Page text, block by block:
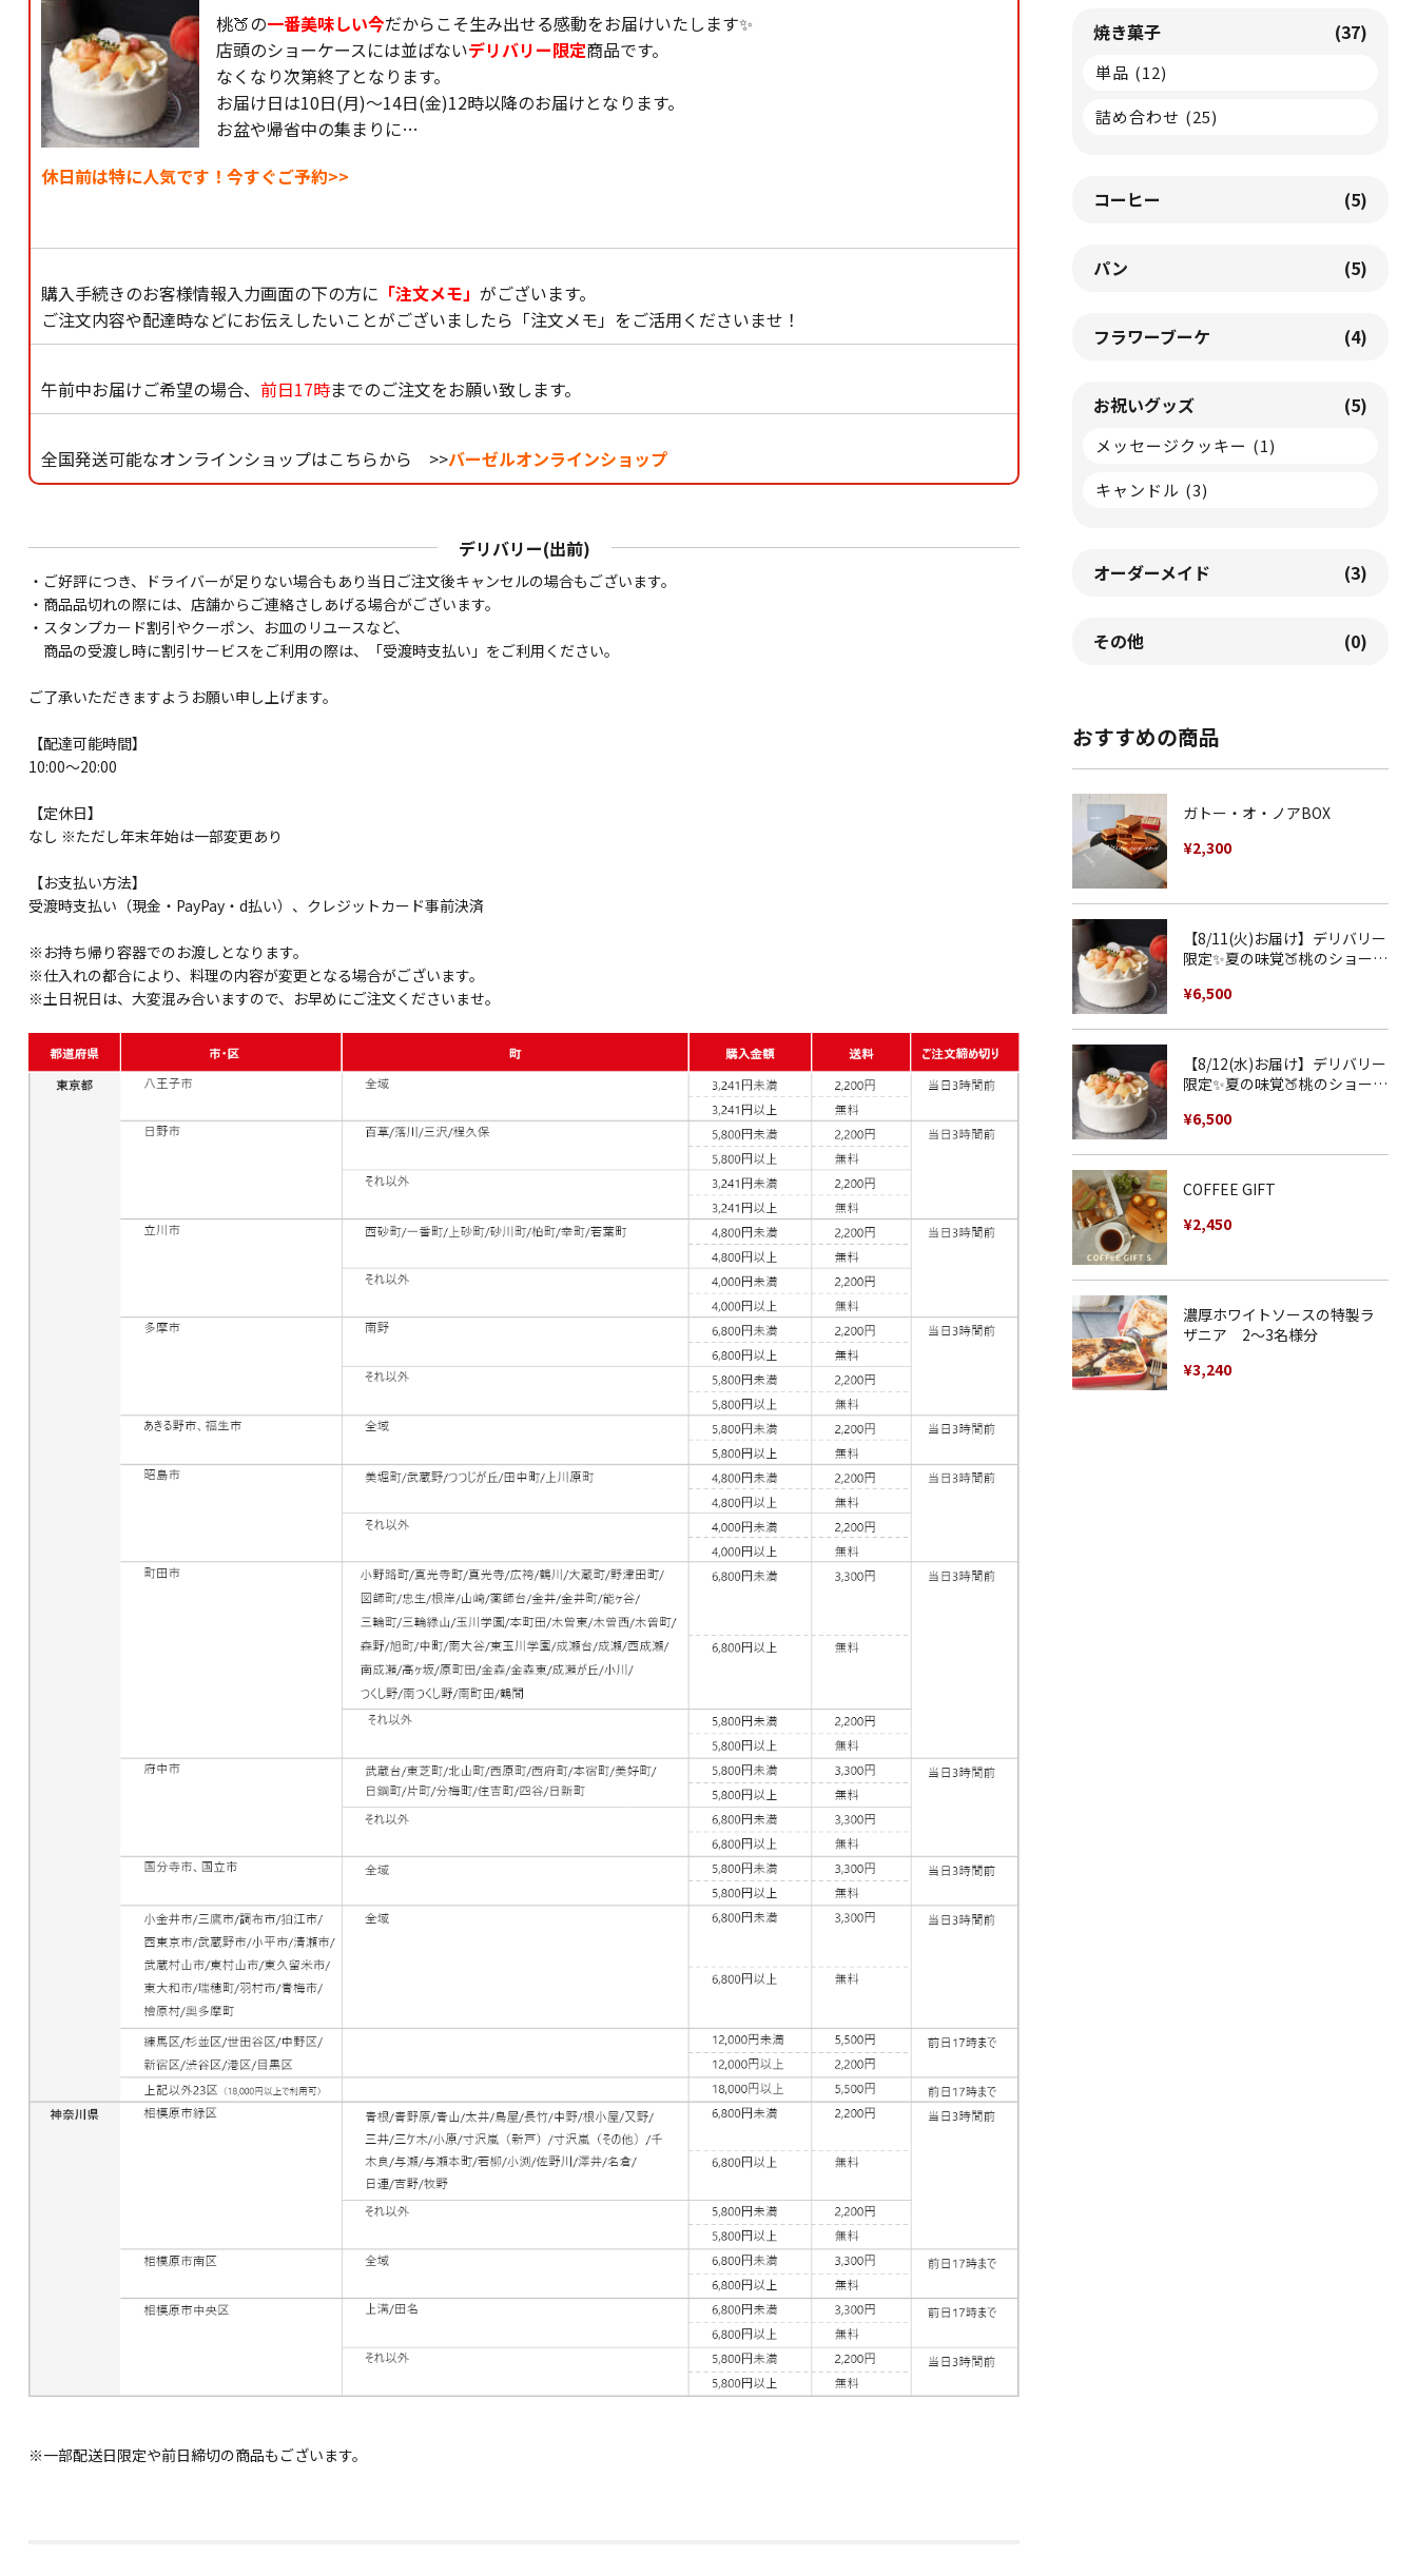
桃🍑の一番美味しい今だからこそ生み出せる感動をお届けいたします✨
店頭のショーケースには並ばないデリバリー限定商品です。
なくなり次第終了となります。
お届け日は10日(月)〜14日(金)12時以降のお届けとなります。
お盆や帰省中の集まりに…
休日前は特に人気です！今すぐご予約>>
購入手続きのお客様情報入力画面の下の方に 「注文メモ」 がございます。
ご注文内容や配達時などにお伝えしたいことがございましたら「注文メモ」をご活用くださいませ！
午前中お届けご希望の場合、 前日17時までのご注文をお願い致します。
全国発送可能なオンラインショップはこちらから >>バーゼルオンラインショップ
デリバリー(出前)
・ご好評につき、ドライバーが足りない場合もあり当日ご注文後キャンセルの場合もございます。
・商品品切れの際には、店舗からご連絡さしあげる場合がございます。
・スタンプカード割引やクーポン、お皿のリユースなど、
商品の受渡し時に割引サービスをご利用の際は、「受渡時支払い」をご利用ください。
ご了承いただきますようお願い申し上げます。
【配達可能時間】
10:00～20:00
【定休日】
なし ※ただし年末年始は一部変更あり
【お支払い方法】
受渡時支払い（現金・PayPay・d払い）、クレジットカード事前決済
※お持ち帰り容器でのお渡しとなります。
※仕入れの都合により、料理の内容が変更となる場合がございます。
※土日祝日は、大変混み合いますので、お早めにご注文くださいませ。
※一部配送日限定や前日締切の商品もございます。
焼き菓子 (37)
単品 (12)
詰め合わせ (25)
コーヒー (5)
パン (5)
フラワーブーケ (4)
お祝いグッズ (5)
メッセージクッキー (1)
キャンドル (3)
オーダーメイド (3)
その他 (0)
おすすめの商品
ガトー・オ・ノアBOX
¥2,300
【8/11(火)お届け】デリバリー
限定✨夏の味覚🍑桃のショート
¥6,500
【8/12(水)お届け】デリバリー
限定✨夏の味覚🍑桃のショート
¥6,500
COFFEE GIFT
¥2,450
濃厚ホワイトソースの特製ラ
ザニア 2〜3名様分
¥3,240